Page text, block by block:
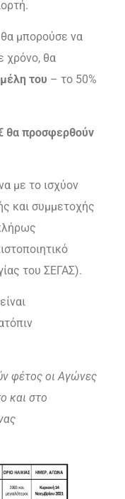
μπορούσε να
χρόνο, θα
του – το 50%
θα προσφερθούν
με το ισχύον
και συμμετοχής
του ΣΕΓΑΣ).
φέτος οι Αγώνες
και στο